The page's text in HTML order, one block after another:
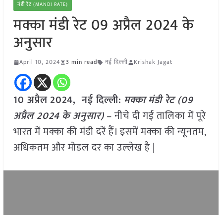
मंडी रेट (MANDI RATE)
मक्का मंडी रेट 09 अप्रैल 2024 के
अनुसार
April 10, 2024 3 min read नई दिल्ली Krishak Jagat
10 अप्रैल2024, नई दिल्ली: मक्का मंडी रेट (09
अप्रैल 2024 के अनुसार)– नीचे दी गई तालिका में पूरे
भारत में मक्का की मंडी दरें हैं। इसमें मक्का की न्यूनतम,
अधिकतम और मोडल दर का उल्लेख है |